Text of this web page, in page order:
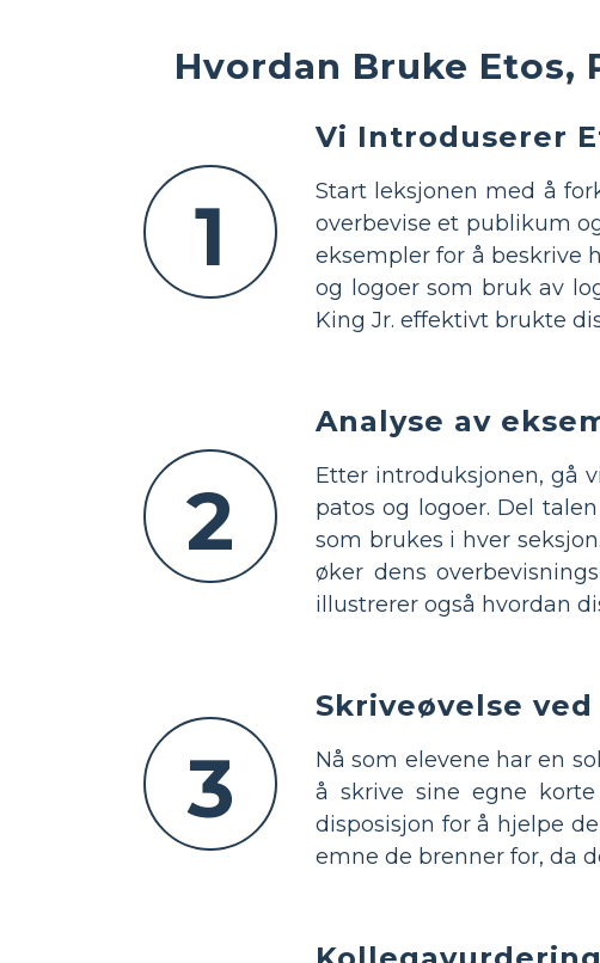
Hvordan Bruke
1
Vi Introduserer
Start leksjonen med å
overbevise et publikum
eksempler for å beskrive
og logoer som bruk av
King Jr. effektivt brukte
2
Analyse av
Etter introduksjonen, gå
patos og logoer. Del
som brukes i hver
øker dens
illustrerer også hvordan
3
Skriveøvelse
Nå som elevene har en
å skrive sine egne
disposisjon for å hjelpe
emne de brenner for, da